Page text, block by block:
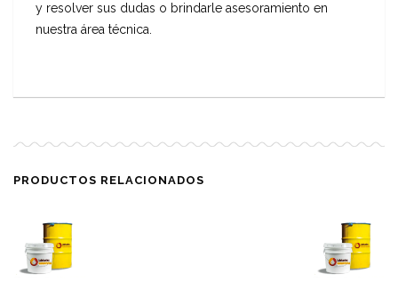
y resolver sus dudas o brindarle asesoramiento en
nuestra área técnica.
PRODUCTOS RELACIONADOS